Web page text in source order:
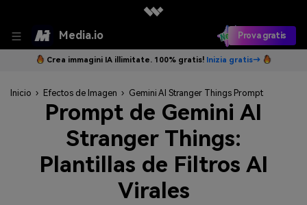
Media.io Prova gratis
Crea immagini IA illimitate. 100% gratis! Inizia gratis→
Inicio › Efectos de Imagen › Gemini AI Stranger Things Prompt
Prompt de Gemini AI
Stranger Things:
Plantillas de Filtros AI
Virales